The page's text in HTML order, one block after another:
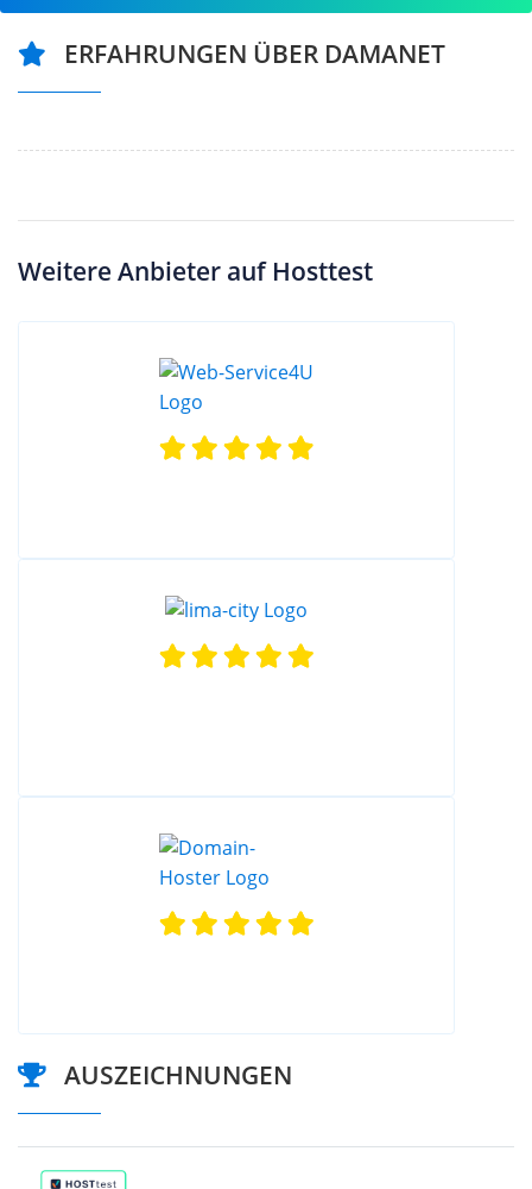
ERFAHRUNGEN ÜBER DAMANET
Weitere Anbieter auf Hosttest
AUSZEICHNUNGEN